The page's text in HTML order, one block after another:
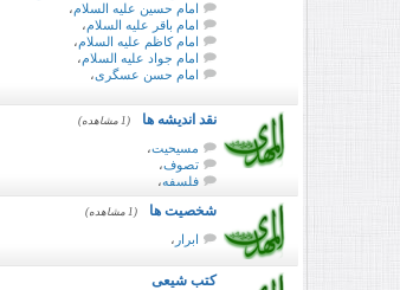
امام حسین علیه السلام،
امام باقر علیه السلام،
امام کاظم علیه السلام،
امام جواد علیه السلام،
امام حسن عسگری،
نقد اندیشه ها (1 مشاهده)
مسیحیت،
تصوف،
فلسفه،
شخصیت ها (1 مشاهده)
ابرار ،
کتب شیعی